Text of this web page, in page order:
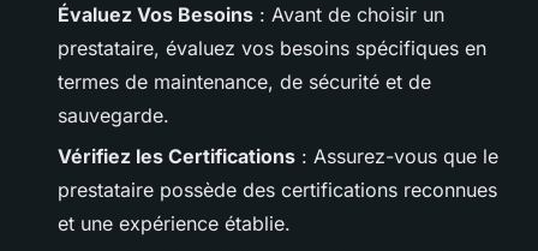
Évaluez Vos Besoins : Avant de choisir un
prestataire, évaluez vos besoins spécifiques en
termes de maintenance, de sécurité et de
sauvegarde.
Vérifiez les Certifications : Assurez-vous que le
prestataire possède des certifications reconnues
et une expérience établie.